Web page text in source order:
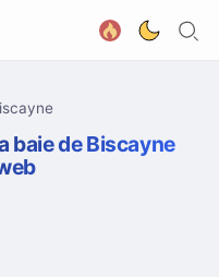
baie de Biscayne